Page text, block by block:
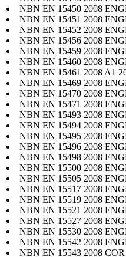
NBN EN 15450 2008
NBN EN 15451 2008
NBN EN 15452 2008
NBN EN 15456 2008
NBN EN 15459 2008
NBN EN 15460 2008
NBN EN 15461 2008 A1
NBN EN 15469 2008
NBN EN 15470 2008
NBN EN 15471 2008
NBN EN 15493 2008
NBN EN 15494 2008
NBN EN 15495 2008
NBN EN 15496 2008
NBN EN 15498 2008
NBN EN 15500 2008
NBN EN 15505 2008
NBN EN 15517 2008
NBN EN 15519 2008
NBN EN 15521 2008
NBN EN 15527 2008
NBN EN 15530 2008
NBN EN 15542 2008
NBN EN 15543 2008